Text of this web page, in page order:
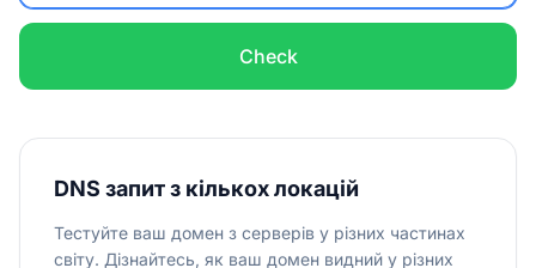
Check
DNS запит з кількох локацій
Тестуйте ваш домен з серверів у різних частинах
світу. Дізнайтесь, як ваш домен видний у різних